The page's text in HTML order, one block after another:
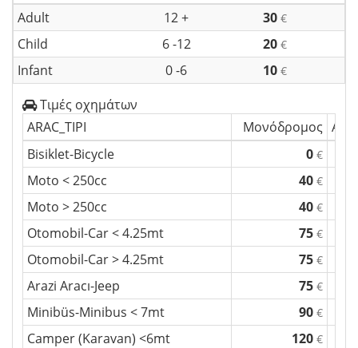
Adult
12 + 30 €
Child 6 -12 20 €
Infant 0 -6 10 €
Τιμές οχημάτων
ARAC_TIPI
Μονόδρομος
Bisiklet-Bicycle
0 €
Moto < 250cc 40 €
Moto > 250cc 40 €
Otomobil-Car < 4.25mt 75 €
Otomobil-Car > 4.25mt 75 €
Arazi Aracı-Jeep 75 €
Minibüs-Minibus < 7mt 90 €
Camper (Karavan) <6mt 120 €